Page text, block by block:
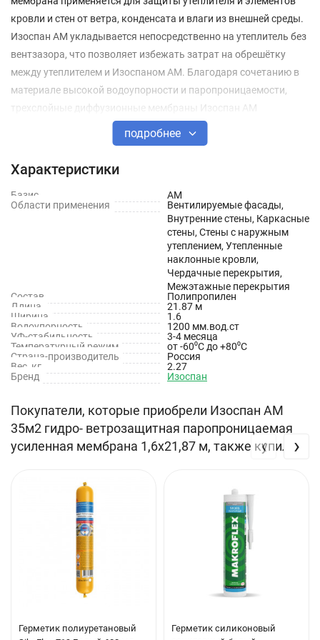
кровли и стен от ветра, конденсата и влаги из внешней среды.
Изоспан АМ укладывается непосредственно на утеплитель без
вентзазора, что позволяет избежать затрат на обрешётку
между утеплителем и Изоспаном АМ. Благодаря сочетанию в
материале высокой водоупорности и паропроницаемости,
трехслойные диффузионные мембраны Изоспан АМ
обеспечивают увеличение срока эксплуатации утеплителя и
конструкций зданий и позволяют вести монтажные работы
Свойства материала ISOSPAN AM позволяют применять его в
качестве гидро-ветрозащиты в конструкциях утепленных
скатных кровель, каркасных стен, стен с наружным
утеплением, чердачных и межэтажных перекрытий. В
конструкциях внутренних стен (межкомнатных перегородок)
Изоспан AM применяется для предотвращения проникновения
частиц волокнистого утеплителя во внутреннее пространство
здания. Изоспан АМ не предназначен для применения в
качестве основного или временного кровельного покрытия!
При соблюдении всех требований к монтажу, применение
гидро-ветрозащитной мембраны Изоспан AМ позволяет
продлить срок службы конструкций.
ОБЛАСТИ ПРИМЕНЕНИЯ
каркасные стены
стены с наружным утеплением
вентилируемые фасады
внутренние стены (межкомнатные перегородки)
чердачные перекрытия
межэтажные перекрытия
подробнее
Характеристики
Базис
AM
Области применения
Вентилируемые фасады,
Внутренние стены, Каркасные
стены, Стены с наружным
утеплением, Утепленные
наклонные кровли,
Чердачные перекрытия,
Межэтажные перекрытия
Состав
Полипропилен
Длина
21.87 м
Ширина
1.6
Водоупорность
1200 мм.вод.ст
УФ-стабильность
3-4 месяца
Температурный режим
от -60⁰С до +80⁰С
Страна-производитель
Россия
Вес, кг
2.27
Бренд
Изоспан
Покупатели, которые приобрели Изоспан AM
35м2 гидро- ветрозащитная паропроницаемая
усиленная мембрана 1,6х21,87 м, также купили
Герметик полиуретановый
Герметик силиконовый
‹ ›